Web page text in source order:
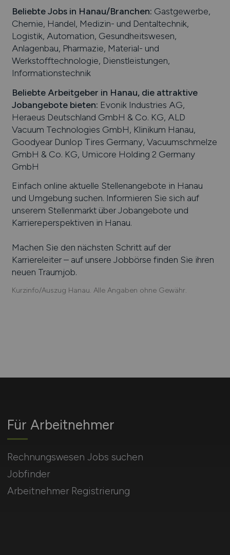
Beliebte Jobs in Hanau/Branchen: Gastgewerbe,
Chemie, Handel, Medizin- und Dentaltechnik,
Logistik, Automation, Gesundheitswesen,
Anlagenbau, Pharmazie, Material- und
Werkstofftechnologie, Dienstleistungen,
Informationstechnik
Beliebte Arbeitgeber in Hanau, die attraktive
Jobangebote bieten: Evonik Industries AG,
Heraeus Deutschland GmbH & Co. KG, ALD
Vacuum Technologies GmbH, Klinikum Hanau,
Goodyear Dunlop Tires Germany, Vacuumschmelze
GmbH & Co. KG, Umicore Holding 2 Germany
GmbH
Einfach online aktuelle Stellenangebote in Hanau
und Umgebung suchen. Informieren Sie sich auf
unserem Stellenmarkt über Jobangebote und
Karriereperspektiven in Hanau.
Machen Sie den nächsten Schritt auf der
Karriereleiter – auf unsere Jobbörse finden Sie ihren
neuen Traumjob.
Kurzinfo/Auszug Hanau. Alle Angaben ohne Gewähr.
Für Arbeitnehmer
Rechnungswesen Jobs suchen
Jobfinder
Arbeitnehmer Registrierung